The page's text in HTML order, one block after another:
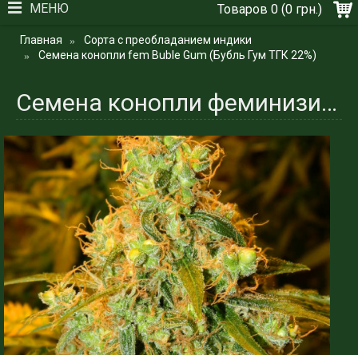
Товаров 0 (0 грн.)
МЕНЮ
Главная
Сорта с преобладанием индики
Cемена конопли fem Buble Gum (Бубль Гум ТГК 22%)
Семена конопли феминизированные Buble Gum (Бубль Гум ТГК 22%)